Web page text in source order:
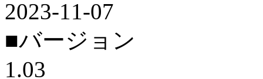
2023-11-07
■バージョン
1.03